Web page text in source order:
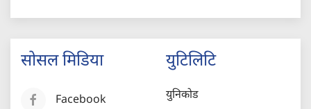
सोसल मिडिया
Facebook
युटिलिटि
युनिकोड